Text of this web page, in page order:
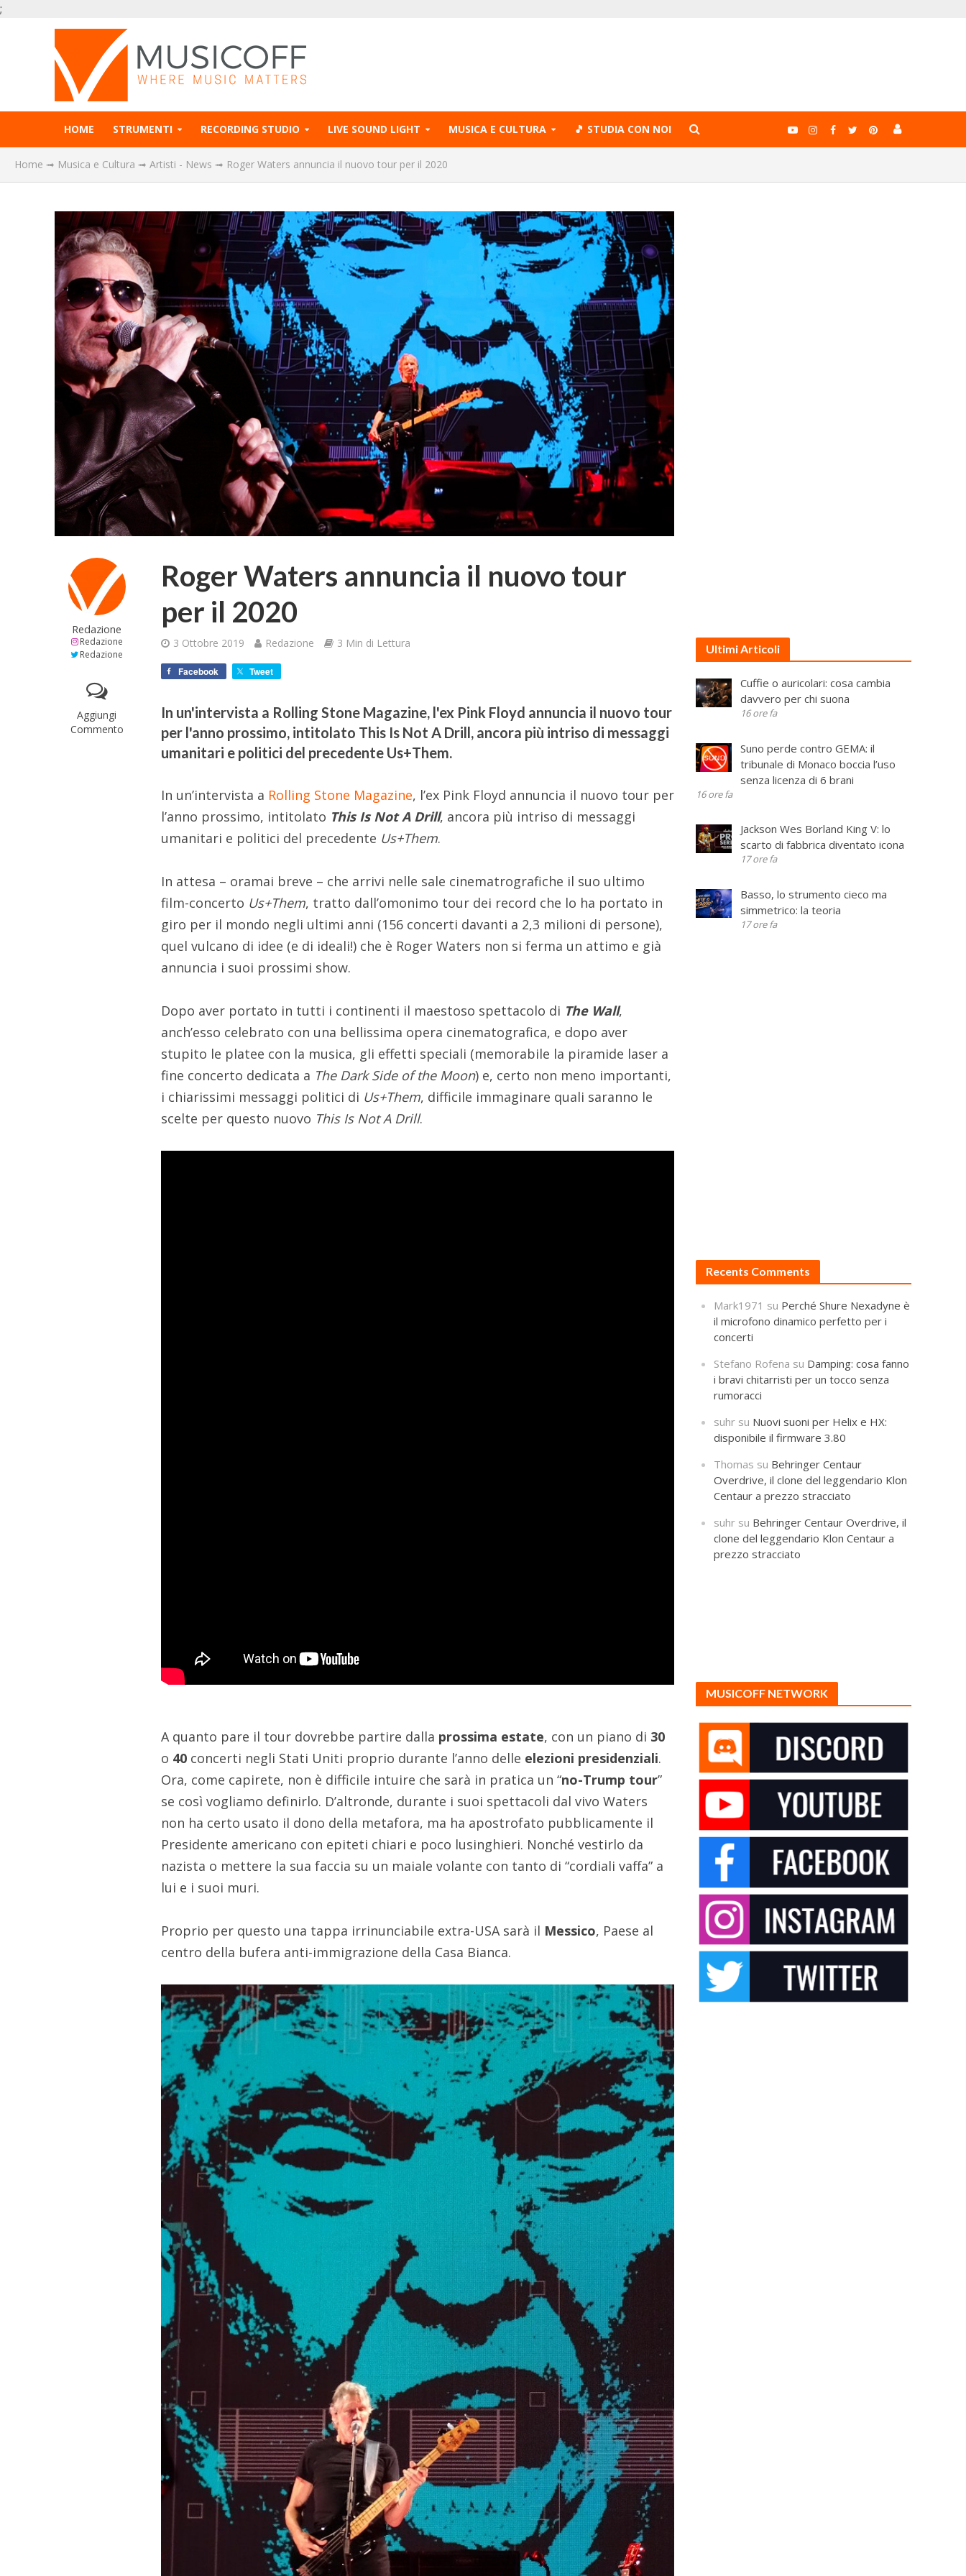
;
HOME STRUMENTI RECORDING STUDIO LIVE SOUND LIGHT MUSICA E CULTURA 🎵 STUDIA CON NOI
Home ➟ Musica e Cultura ➟ Artisti - News ➟ Roger Waters annuncia il nuovo tour per il 2020
Redazione
Redazione
Redazione
Aggiungi
Commento
Roger Waters annuncia il nuovo tour
per il 2020
3 Ottobre 2019 Redazione 3 Min di Lettura
Facebook Tweet
In un'intervista a Rolling Stone Magazine, l'ex Pink Floyd annuncia il nuovo tour
per l'anno prossimo, intitolato This Is Not A Drill, ancora più intriso di messaggi
umanitari e politici del precedente Us+Them.
In un’intervista a Rolling Stone Magazine, l’ex Pink Floyd annuncia il nuovo tour per
l’anno prossimo, intitolato This Is Not A Drill, ancora più intriso di messaggi
umanitari e politici del precedente Us+Them.
In attesa – oramai breve – che arrivi nelle sale cinematrografiche il suo ultimo
film-concerto Us+Them, tratto dall’omonimo tour dei record che lo ha portato in
giro per il mondo negli ultimi anni (156 concerti davanti a 2,3 milioni di persone),
quel vulcano di idee (e di ideali!) che è Roger Waters non si ferma un attimo e già
annuncia i suoi prossimi show.
Dopo aver portato in tutti i continenti il maestoso spettacolo di The Wall,
anch’esso celebrato con una bellissima opera cinematografica, e dopo aver
stupito le platee con la musica, gli effetti speciali (memorabile la piramide laser a
fine concerto dedicata a The Dark Side of the Moon) e, certo non meno importanti,
i chiarissimi messaggi politici di Us+Them, difficile immaginare quali saranno le
scelte per questo nuovo This Is Not A Drill.
A quanto pare il tour dovrebbe partire dalla prossima estate, con un piano di 30
o 40 concerti negli Stati Uniti proprio durante l’anno delle elezioni presidenziali.
Ora, come capirete, non è difficile intuire che sarà in pratica un “no-Trump tour”
se così vogliamo definirlo. D’altronde, durante i suoi spettacoli dal vivo Waters
non ha certo usato il dono della metafora, ma ha apostrofato pubblicamente il
Presidente americano con epiteti chiari e poco lusinghieri. Nonché vestirlo da
nazista o mettere la sua faccia su un maiale volante con tanto di “cordiali vaffa” a
lui e i suoi muri.
Proprio per questo una tappa irrinunciabile extra-USA sarà il Messico, Paese al
centro della bufera anti-immigrazione della Casa Bianca.
Ultimi Articoli
Cuffie o auricolari: cosa cambia
davvero per chi suona
16 ore fa
Suno perde contro GEMA: il
tribunale di Monaco boccia l’uso
senza licenza di 6 brani
16 ore fa
Jackson Wes Borland King V: lo
scarto di fabbrica diventato icona
17 ore fa
Basso, lo strumento cieco ma
simmetrico: la teoria
17 ore fa
Recents Comments
Mark1971 su Perché Shure Nexadyne è
il microfono dinamico perfetto per i
concerti
Stefano Rofena su Damping: cosa fanno
i bravi chitarristi per un tocco senza
rumoracci
suhr su Nuovi suoni per Helix e HX:
disponibile il firmware 3.80
Thomas su Behringer Centaur
Overdrive, il clone del leggendario Klon
Centaur a prezzo stracciato
suhr su Behringer Centaur Overdrive, il
clone del leggendario Klon Centaur a
prezzo stracciato
MUSICOFF NETWORK